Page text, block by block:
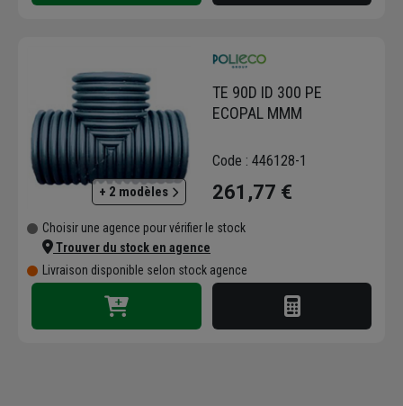
+ 2 modèles
TE 90D ID 300 PE
ECOPAL MMM
Code : 446128-1
261,77 €
Choisir une agence pour vérifier le stock
Trouver du stock en agence
Livraison disponible selon stock agence